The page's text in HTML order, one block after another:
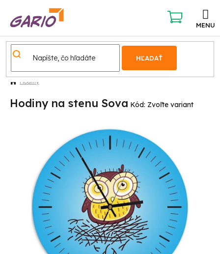
obsah
HĽADAŤ
NÁKUPNÝ
KOŠÍK
Hodiny
Hodiny na stenu Sova Kód: Zvoľte variant